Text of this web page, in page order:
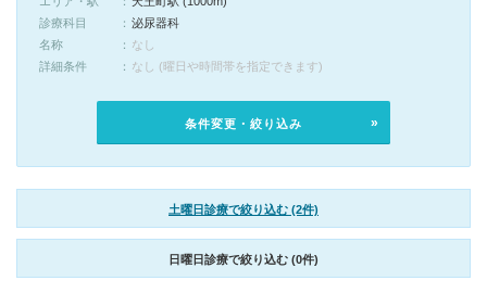
診療科目
泌尿器科
名称
なし
詳細条件
なし (曜日や時間帯を指定できます)
条件変更・絞り込み
土曜日診療で絞り込む (2件)
日曜日診療で絞り込む (0件)